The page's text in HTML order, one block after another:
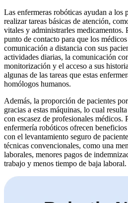
Las enfermeras robóticas ayudan a los
realizar tareas básicas de atención,
vitales y administrarles medicamentos.
punto de contacto para que los
comunicación a distancia con sus
actividades diarias, la comunicación
monitorización y el acceso a sus
algunas de las tareas que estas
homólogos humanos.
Además, la proporción de pacientes
gracias a estas máquinas, lo cual
con escasez de profesionales médicos.
enfermería robóticos ofrecen
con el levantamiento seguro de
técnicas convencionales, como una
laborales, menores pagos de
trabajo y menos tiempo de baja laboral.